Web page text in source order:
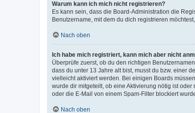
Warum kann ich mich nicht registrieren?
Es kann sein, dass die Board-Administration die
Benutzername, mit dem du dich registrieren
Nach oben
Ich habe mich registriert, kann mich aber nicht
Überprüfe zuerst, ob du den richtigen
dass du unter 13 Jahre alt bist, musst du bzw. einer
vielleicht aktiviert werden. Bei einigen Boards
wurde dir mitgeteilt, ob eine Aktivierung nötig ist
oder die E-Mail von einem Spam-Filter blockiert
Nach oben